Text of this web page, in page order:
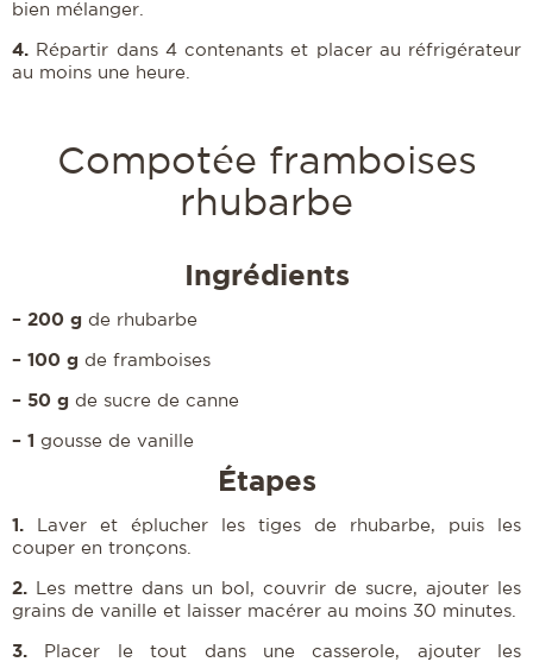
bien mélanger.
4.
Répartir dans 4 contenants et placer au réfrigérateur
au moins une heure.
Compotée framboises
rhubarbe
Ingrédients
– 200 g de rhubarbe
– 100 g de framboises
– 50 g de sucre de canne
– 1 gousse de vanille
Étapes
1.
Laver et éplucher les tiges de rhubarbe, puis les
couper en tronçons.
2.
Les mettre dans un bol, couvrir de sucre, ajouter les
grains de vanille et laisser macérer au moins 30 minutes.
3.
Placer le tout dans une casserole, ajouter les